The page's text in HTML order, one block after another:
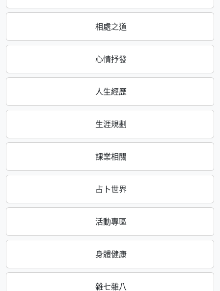
相處之道
心情抒發
人生經歷
生涯規劃
課業相關
占卜世界
活動專區
身體健康
雜七雜八